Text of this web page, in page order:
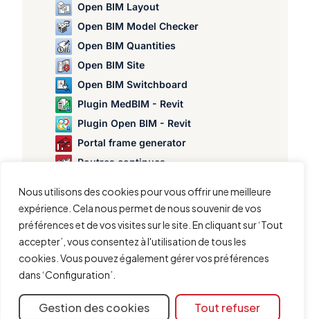
Nous utilisons des cookies pour vous offrir une meilleure
expérience. Cela nous permet de nous souvenir de vos
préférences et de vos visites sur le site. En cliquant sur ‘Tout
accepter’, vous consentez à l'utilisation de tous les
cookies. Vous pouvez également gérer vos préférences
dans ‘Configuration’.
Gestion des cookies
Tout refuser
Open BIM Layout
Open BIM Model Checker
Open BIM Quantities
Open BIM Site
Open BIM Switchboard
Plugin MedBIM - Revit
Plugin Open BIM - Revit
Portal frame generator
Poutres continues
StruBIM Cantilever Walls
StruBIM Deep Beams
StruBIM Embedded Walls
StruBIM Shear Walls
StruBIM Steel
Vérification et analyse du poinçonnement dans les dalles